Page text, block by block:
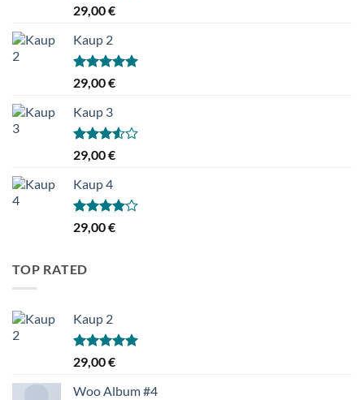
Hinnanguga
3.50
29,00€
Kaup 2
Hinnanguga
5.00
29,00€
Kaup 3
Hinnanguga
3.50
29,00€
Kaup 4
Hinnanguga
4.00
29,00€
TOP RATED
Kaup 2
Hinnanguga
5.00
29,00€
Woo Album #4